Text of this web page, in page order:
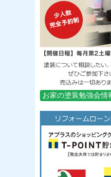
お家の塗装勉強会情